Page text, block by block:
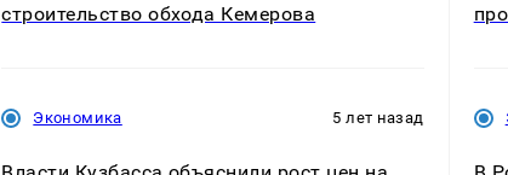
строительство обхода Кемерова
Экономика 5 лет назад